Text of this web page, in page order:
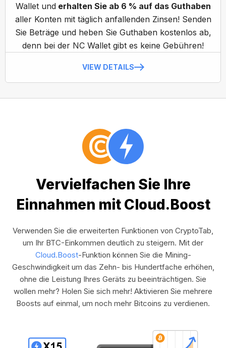
Wallet underhalten Sie ab 6 % auf das Guthaben
aller Konten mit täglich anfallenden Zinsen! Senden
Sie Beträge und heben Sie Guthaben kostenlos ab,
denn bei der NC Wallet gibt es keine Gebühren!
VIEW DETAILS
Vervielfachen Sie Ihre
Einnahmen mit Cloud.Boost
Verwenden Sie die erweiterten Funktionen von CryptoTab,
um Ihr BTC-Einkommen deutlich zu steigern. Mit der
Cloud.Boost-Funktion können Sie die Mining-
Geschwindigkeit um das Zehn- bis Hundertfache erhöhen,
ohne die Leistung Ihres Geräts zu beeinträchtigen. Sie
wollen mehr? Holen Sie sich mehr! Aktivieren Sie mehrere
Boosts auf einmal, um noch mehr Bitcoins zu verdienen.